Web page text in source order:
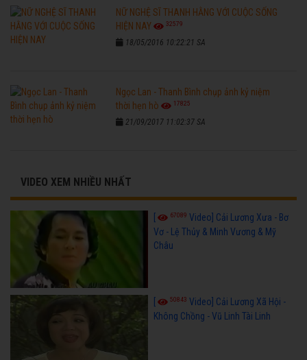
NỮ NGHỆ SĨ THANH HẰNG VỚI CUỘC SỐNG
HIỆN NAY
32579
18/05/2016 10:22:21 SA
Ngọc Lan - Thanh Bình chụp ảnh kỷ niệm
thời hẹn hò
17825
21/09/2017 11:02:37 SA
VIDEO XEM NHIỀU NHẤT
67089 Video] Cải Lương Xưa - Bơ
Vơ - Lệ Thủy & Minh Vương & Mỹ
Châu
50843 Video] Cải Lương Xã Hội -
Không Chồng - Vũ Linh Tài Linh